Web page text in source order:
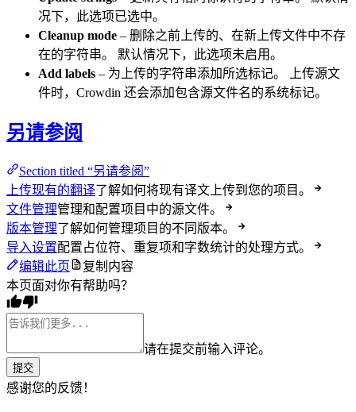
况下，此选项已选中。
Cleanup mode – 删除之前上传的、在新上传文件中不存
在的字符串。 默认情况下，此选项未启用。
Add labels – 为上传的字符串添加所选标记。 上传源文
件时，Crowdin 还会添加包含源文件名的系统标记。
另请参阅
Section titled “另请参阅”
上传现有的翻译了解如何将现有译文上传到您的项目。
文件管理管理和配置项目中的源文件。
版本管理了解如何管理项目的不同版本。
导入设置配置占位符、重复项和字数统计的处理方式。
编辑此页
复制内容
本页面对你有帮助吗？
请在提交前输入评论。
提交
感谢您的反馈！